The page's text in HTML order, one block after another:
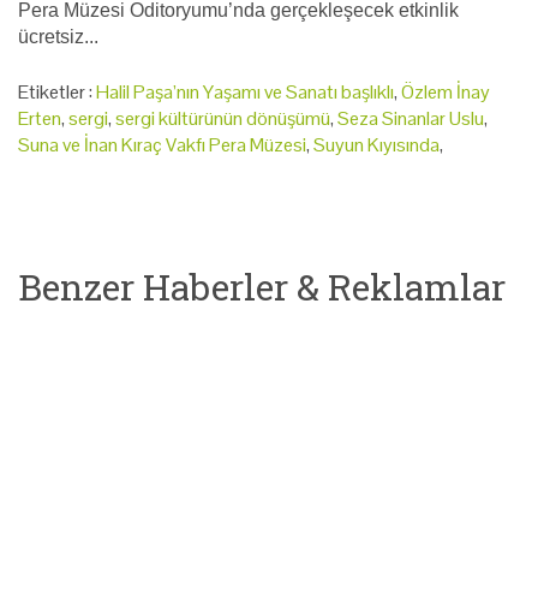
Pera Müzesi Oditoryumu’nda gerçekleşecek etkinlik
ücretsiz...
Etiketler :Halil Paşa’nın Yaşamı ve Sanatı başlıklı,Özlem İnay
Erten,sergi,sergi kültürünün dönüşümü,Seza Sinanlar Uslu,
Suna ve İnan Kıraç Vakfı Pera Müzesi,Suyun Kıyısında,
Benzer Haberler & Reklamlar